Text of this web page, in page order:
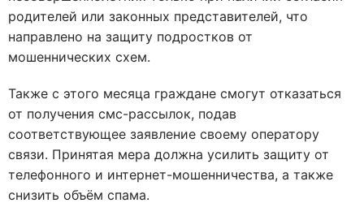
родителей или законных представителей, что
направлено на защиту подростков от
мошеннических схем.
Также с этого месяца граждане смогут отказаться
от получения смс-рассылок, подав
соответствующее заявление своему оператору
связи. Принятая мера должна усилить защиту от
телефонного и интернет-мошенничества, а также
снизить объём спама.